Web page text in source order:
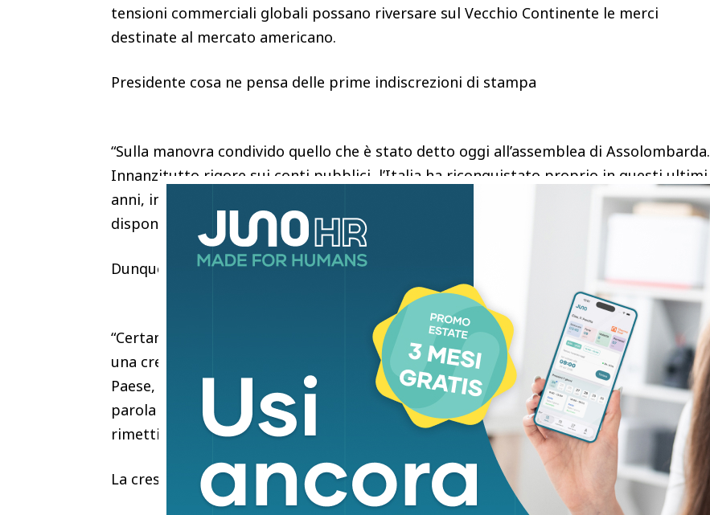
tensioni commerciali globali possano riversare sul Vecchio Continente le merci
destinate al mercato americano.
Presidente cosa ne pensa delle prime indiscrezioni di stampa
“Sulla manovra condivido quello che è stato detto oggi all’assemblea di Assolombarda.
Innanzitutto rigore sui conti pubblici, l’Italia ha riconquistato proprio in questi ultimi
anni, in qualche modo, una posizione di credibilità che va difesa. Poi ogni euro che è
disponibile mettiamolo sulla crescita”.
Dunque binomio: conti pubblici e crescita
“Certamente. Conti pubblici, in primis, per ragioni storiche: ci stiamo riguadagnando
una credibilità internazionale che ci fa abbassare lo spread, spinge i capitali verso il
Paese, però evitiamo assolutamente, in qualche modo, di sperperare delle risorse. La
parola d’ordine deve essere la crescita, è solo attraverso la crescita, tra l’altro, che
rimettiamo a posto poi anche nel lungo termine i conti pubblici”.
La crescita, però, arranca un pochino presidente. C’è l’esempio della Spagna..